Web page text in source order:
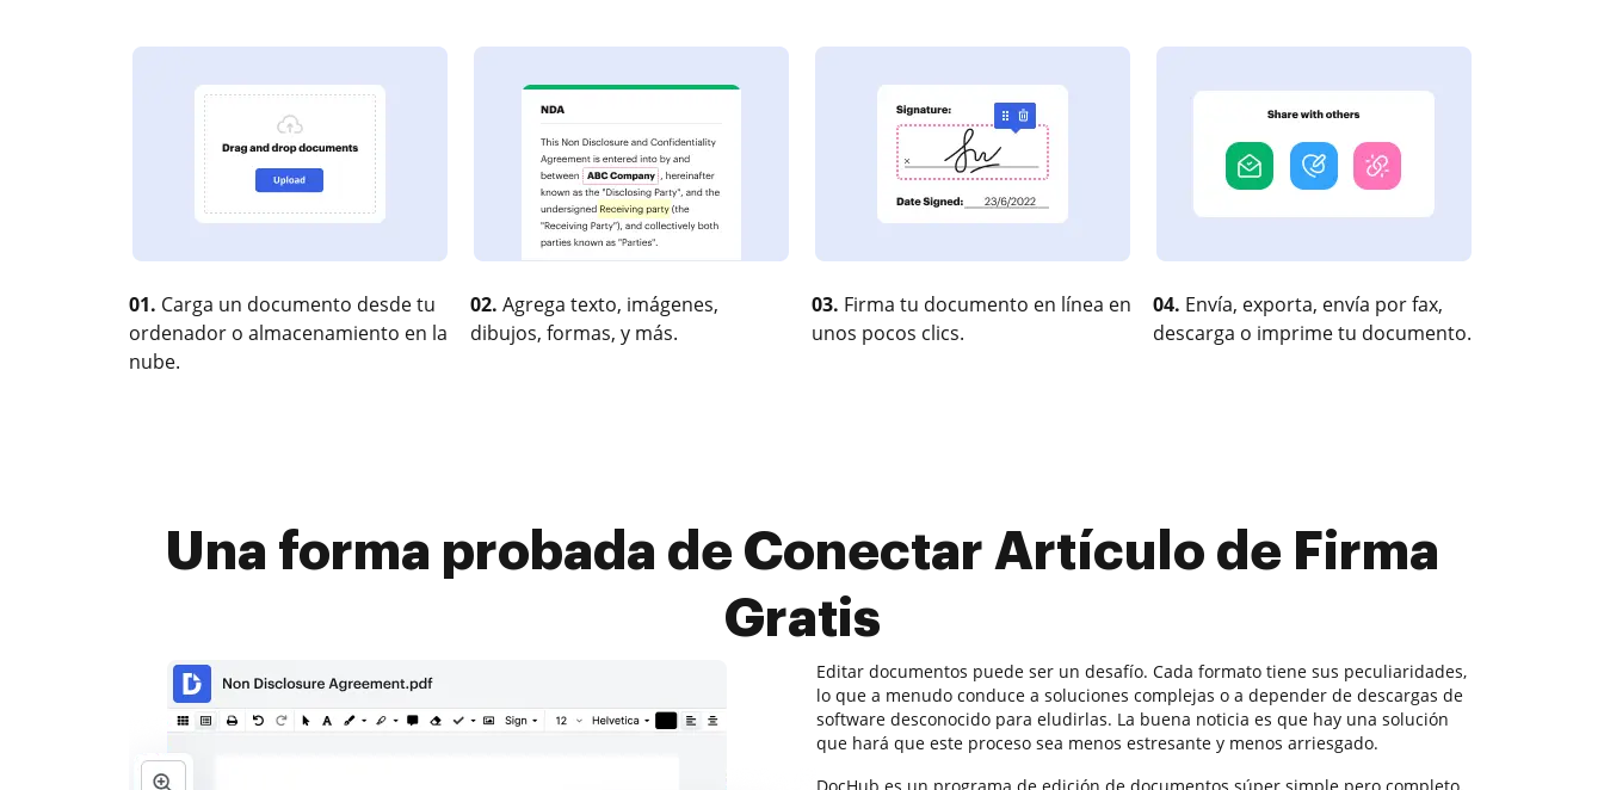
01. Carga un documento desde tu
ordenador o almacenamiento en la
nube.
02. Agrega texto, imágenes,
dibujos, formas, y más.
03. Firma tu documento en línea en
unos pocos clics.
04. Envía, exporta, envía por fax,
descarga o imprime tu documento.
Una forma probada de Conectar Artículo de Firma
Gratis
Editar documentos puede ser un desafío. Cada formato tiene sus peculiaridades,
lo que a menudo conduce a soluciones complejas o a depender de descargas de
software desconocido para eludirlas. La buena noticia es que hay una solución
que hará que este proceso sea menos estresante y menos arriesgado.